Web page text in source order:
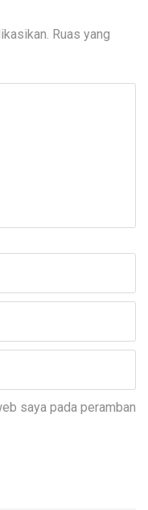
Ruas yang
saya pada peramban